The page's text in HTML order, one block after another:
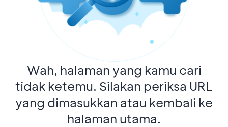
Wah, halaman yang kamu cari
tidak ketemu. Silakan periksa URL
yang dimasukkan atau kembali ke
halaman utama.